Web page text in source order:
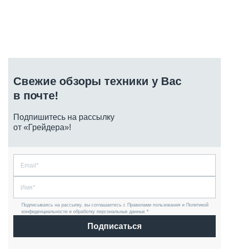
Свежие обзоры техники у Вас
в почте!
Подпишитесь на рассылку
от «Грейдера»!
Подписываясь на рассылку, вы соглашаетесь с Правилами пользования и Политикой
конфиденциальности и обработку персональных данных *
Подписаться